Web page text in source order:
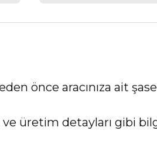
aracınıza ait şase
ve üretim detayları gibi